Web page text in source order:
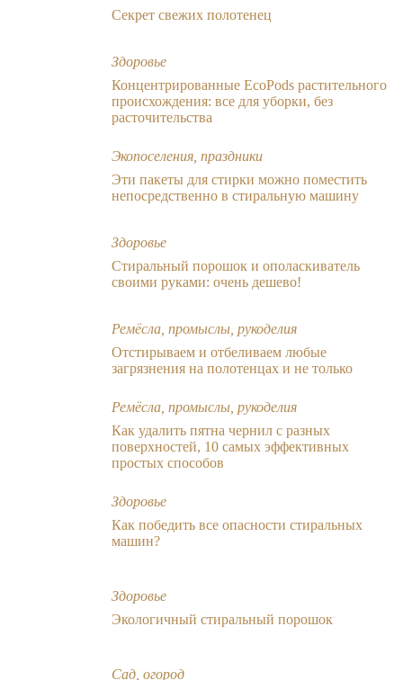
Секрет свежих полотенец
Здоровье
Концентрированные EcoPods растительного
происхождения: все для уборки, без
расточительства
Экопоселения, праздники
Эти пакеты для стирки можно поместить
непосредственно в стиральную машину
Здоровье
Стиральный порошок и ополаскиватель
своими руками: очень дешево!
Ремёсла, промыслы, рукоделия
Отстирываем и отбеливаем любые
загрязнения на полотенцах и не только
Ремёсла, промыслы, рукоделия
Как удалить пятна чернил с разных
поверхностей, 10 самых эффективных
простых способов
Здоровье
Как победить все опасности стиральных
машин?
Здоровье
Экологичный стиральный порошок
Сад, огород